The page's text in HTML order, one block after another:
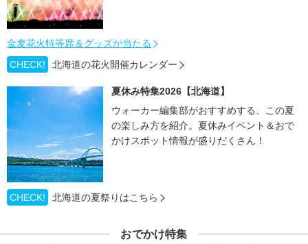
金麦花火特等席＆グッズが当たる
CHECK!
北海道の花火開催カレンダー
夏休み特集2026【北海道】
ウォーカー編集部がおすすめする、この夏
の楽しみ方を紹介。夏休みイベント＆おで
かけスポット情報が盛りだくさん！
CHECK! 北海道の夏祭りはこちら
おでかけ特集